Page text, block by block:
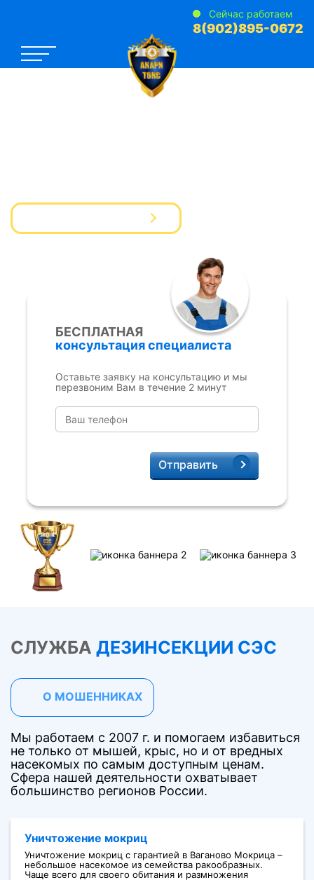
Сейчас работаем
8(902)895-0672
БЕСПЛАТНАЯ
консультация специалиста
Оставьте заявку на консультацию и мы
перезвоним Вам в течение 2 минут
Отправить
СЛУЖБА ДЕЗИНСЕКЦИИ СЭС
О МОШЕННИКАХ
Мы работаем с 2007 г. и помогаем избавиться
не только от мышей, крыс, но и от вредных
насекомых по самым доступным ценам.
Сфера нашей деятельности охватывает
большинство регионов России.
Уничтожение мокриц
Уничтожение мокриц с гарантией в Ваганово Мокрица –
небольшое насекомое из семейства ракообразных.
Чаще всего для своего обитания и размножения